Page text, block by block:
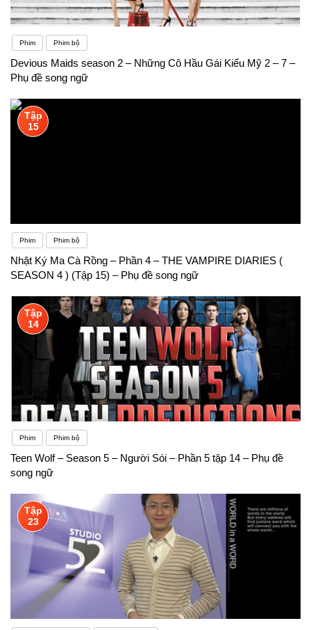
Phim Phim bộ
Devious Maids season 2 – Những Cô Hầu Gái Kiểu Mỹ 2 – 7 –
Phụ đề song ngữ
Tập
15
Phim Phim bộ
Nhật Ký Ma Cà Rồng – Phần 4 – THE VAMPIRE DIARIES (
SEASON 4 ) (Tập 15) – Phụ đề song ngữ
Tập
14
Phim Phim bộ
Teen Wolf – Season 5 – Người Sói – Phần 5 tập 14 – Phụ đề
song ngữ
Tập
23